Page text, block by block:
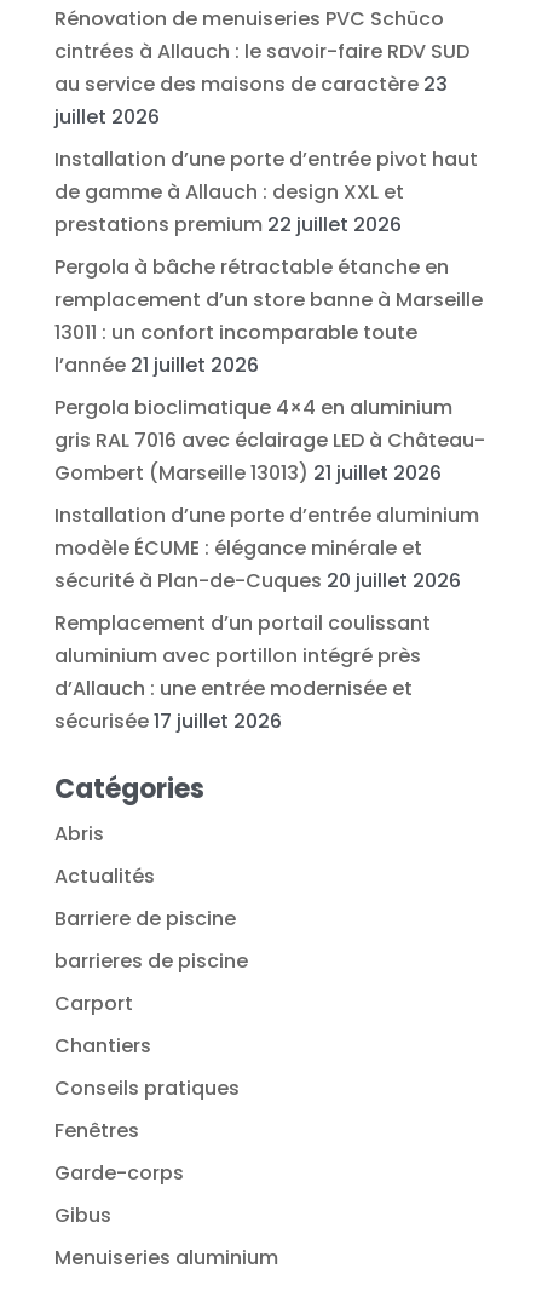
Rénovation de menuiseries PVC Schüco
cintrées à Allauch : le savoir-faire RDV SUD
au service des maisons de caractère 23
juillet 2026
Installation d’une porte d’entrée pivot haut
de gamme à Allauch : design XXL et
prestations premium 22 juillet 2026
Pergola à bâche rétractable étanche en
remplacement d’un store banne à Marseille
13011 : un confort incomparable toute
l’année 21 juillet 2026
Pergola bioclimatique 4×4 en aluminium
gris RAL 7016 avec éclairage LED à Château-
Gombert (Marseille 13013) 21 juillet 2026
Installation d’une porte d’entrée aluminium
modèle ÉCUME : élégance minérale et
sécurité à Plan-de-Cuques 20 juillet 2026
Remplacement d’un portail coulissant
aluminium avec portillon intégré près
d’Allauch : une entrée modernisée et
sécurisée17 juillet 2026
Catégories
Abris
Actualités
Barriere de piscine
barrieres de piscine
Carport
Chantiers
Conseils pratiques
Fenêtres
Garde-corps
Gibus
Menuiseries aluminium